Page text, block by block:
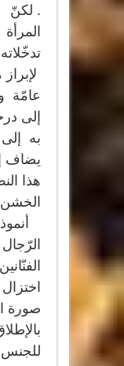
. لكنّ
عامّة
إلى
به إلى
يضاف
هذا
صورة
للجنس